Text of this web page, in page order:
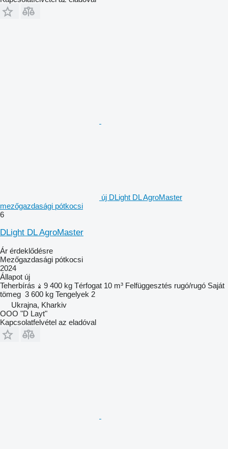
új DLight DL AgroMaster
mezőgazdasági pótkocsi
6
DLight DL AgroMaster
Ár érdeklődésre
Mezőgazdasági pótkocsi
2024
Állapot új
Teherbírás
9 400 kg Térfogat 10 m³ Felfüggesztés rugó/rugó Saját
tömeg 3 600 kg Tengelyek 2
Ukrajna, Kharkiv
OOO "D Layt"
Kapcsolatfelvétel az eladóval